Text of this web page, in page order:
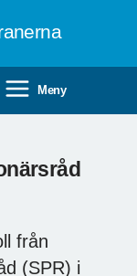
Meny
från
(SPR) i